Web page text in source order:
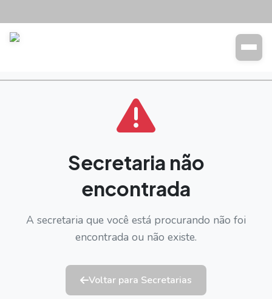
Secretaria não
encontrada
A secretaria que você está procurando não foi
encontrada ou não existe.
Voltar para Secretarias